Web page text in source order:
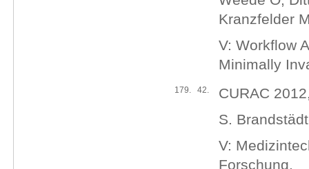
Kranzfelder
V: Workflow
Minimally
179. 42.
CURAC
S.
V:
Forschung.